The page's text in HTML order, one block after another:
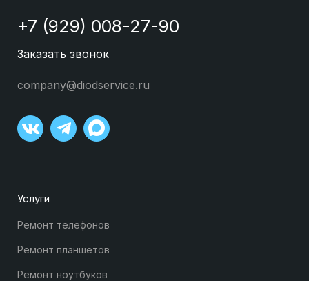
+7 (929) 008-27-90
Заказать звонок
company@diodservice.ru
Услуги
Ремонт телефонов
Ремонт планшетов
Ремонт ноутбуков